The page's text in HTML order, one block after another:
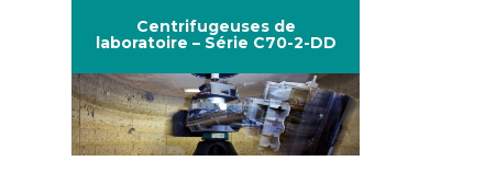
Centrifugeuses de
laboratoire – Série C70-2-DD